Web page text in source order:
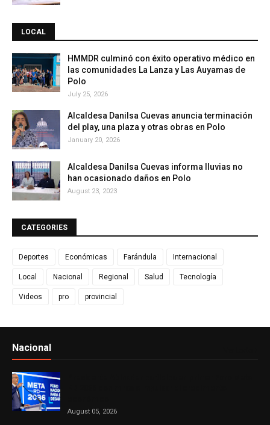
LOCAL
HMMDR culminó con éxito operativo médico en
las comunidades La Lanza y Las Auyamas de
Polo
July 25, 2026
Alcaldesa Danilsa Cuevas anuncia terminación
del play, una plaza y otras obras en Polo
January 20, 2026
Alcaldesa Danilsa Cuevas informa lluvias no
han ocasionado daños en Polo
August 23, 2023
CATEGORIES
Deportes Económicas Farándula Internacional
Local Nacional Regional Salud Tecnología
Videos pro provincial
Nacional
August 05, 2026